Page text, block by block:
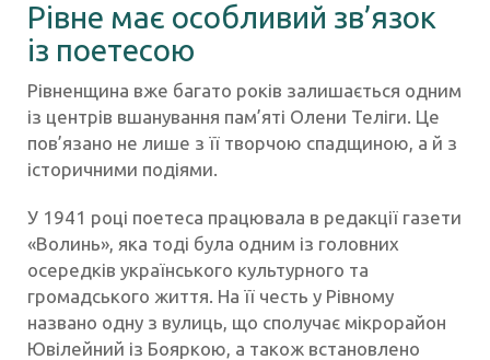
Рівне має особливий зв’язок
із поетесою
Рівненщина вже багато років залишається одним
із центрів вшанування пам’яті Олени Теліги. Це
пов’язано не лише з її творчою спадщиною, а й з
історичними подіями.
У 1941 році поетеса працювала в редакції газети
«Волинь», яка тоді була одним із головних
осередків українського культурного та
громадського життя. На її честь у Рівному
названо одну з вулиць, що сполучає мікрорайон
Ювілейний із Бояркою, а також встановлено